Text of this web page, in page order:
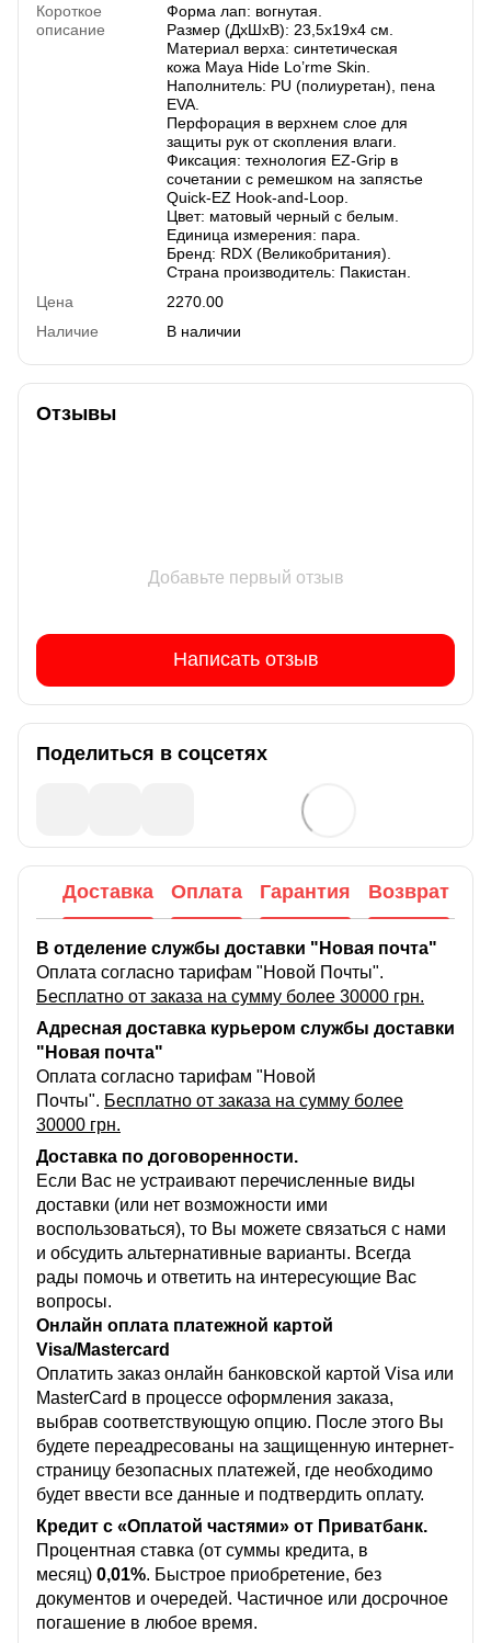
Короткое
описание
Форма лап: вогнутая.
Размер (ДхШхВ): 23,5х19х4 см.
Материал верха: синтетическая
кожа Maya Hide Lo’rme Skin.
Наполнитель: PU (полиуретан), пена
EVA.
Перфорация в верхнем слое для
защиты рук от скопления влаги.
Фиксация: технология EZ-Grip в
сочетании с ремешком на запястье
Quick-EZ Hook-and-Loop.
Цвет: матовый черный с белым.
Единица измерения: пара.
Бренд: RDX (Великобритания).
Страна производитель: Пакистан.
Цена
2270.00
Наличие
В наличии
Отзывы
Добавьте первый отзыв
Написать отзыв
Поделиться в соцсетях
Доставка Оплата Гарантия Возврат
В отделение службы доставки "Новая почта"
Оплата согласно тарифам "Новой Почты".
Бесплатно от заказа на сумму более 30000 грн.
Адресная доставка курьером службы доставки
"Новая почта"
Оплата согласно тарифам "Новой
Почты". Бесплатно от заказа на сумму более
30000 грн.
Доставка по договоренности.
Если Вас не устраивают перечисленные виды
доставки (или нет возможности ими
воспользоваться), то Вы можете связаться с нами
и обсудить альтернативные варианты. Всегда
рады помочь и ответить на интересующие Вас
вопросы.
Онлайн оплата платежной картой
Visa/Mastercard
Оплатить заказ онлайн банковской картой Visa или
MasterCard в процессе оформления заказа,
выбрав соответствующую опцию. После этого Вы
будете переадресованы на защищенную интернет-
страницу безопасных платежей, где необходимо
будет ввести все данные и подтвердить оплату.
Кредит с «Оплатой частями» от Приватбанк.
Процентная ставка (от суммы кредита, в
месяц) 0,01%. Быстрое приобретение, без
документов и очередей. Частичное или досрочное
погашение в любое время.